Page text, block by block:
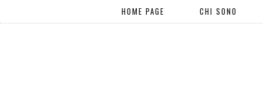
HOME PAGE CHI SONO